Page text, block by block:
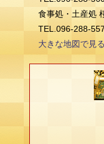
食事処・土産処
TEL.096-288-
大きな地図で見